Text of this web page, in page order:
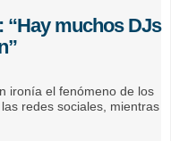
“Hay muchos DJs
ironía el fenómeno de los
redes sociales, mientras